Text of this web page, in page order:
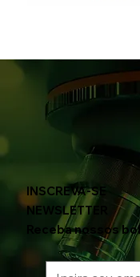
INSCREVA-SE
NEWSLETTER
Receba nossos